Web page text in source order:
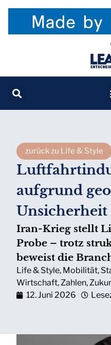
zurück zu Life & Style
aufgrund
Iran-Krieg stellt
Probe – trotz
beweist die
Life & Style, Mobilität,
Wirtschaft,Zahlen,
12. Juni 2026